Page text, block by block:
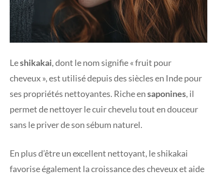
Leshikakai, dont le nom signifie « fruit pour
cheveux », est utilisé depuis des siècles en Inde pour
ses propriétés nettoyantes. Riche ensaponines, il
permet de nettoyer le cuir chevelu tout en douceur
sans le priver de son sébum naturel.
En plus d’être un excellent nettoyant, le shikakai
favorise également la croissance des cheveux et aide